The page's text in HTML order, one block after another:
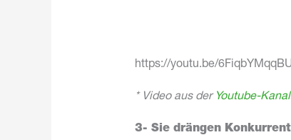
https://youtu.be/
* Video aus der Youtube-
3- Sie drängen